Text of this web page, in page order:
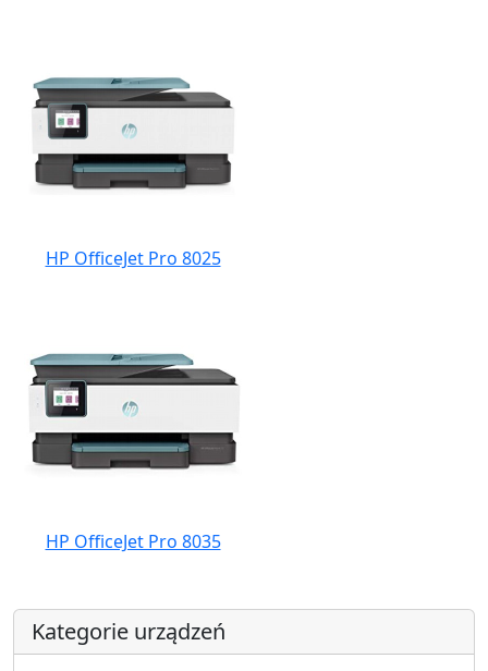
HP OfficeJet Pro 8025
HP OfficeJet Pro 8035
Kategorie urządzeń